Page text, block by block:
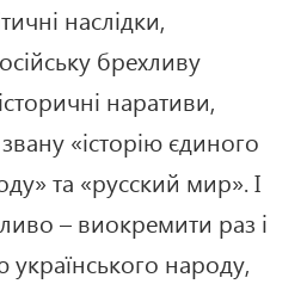
наслідки,
брехливу
наративи,
«історію єдиного
та «русский мир». І
– виокремити раз і
українського народу,